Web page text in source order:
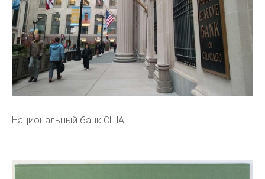
Национальный банк США